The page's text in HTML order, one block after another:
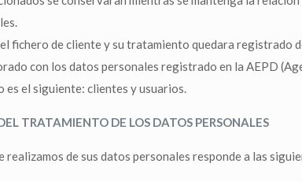
fichero de cliente y su tratamiento quedara registrado
con los datos personales registrado en la AEPD
es el siguiente: clientes y usuarios.
TRATAMIENTO DE LOS DATOS PERSONALES
realizamos de sus datos personales responde a las